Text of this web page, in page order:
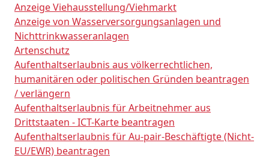
Anzeige Viehausstellung/Viehmarkt
Anzeige von Wasserversorgungsanlagen und
Nichttrinkwasseranlagen
Artenschutz
Aufenthaltserlaubnis aus völkerrechtlichen,
humanitären oder politischen Gründen beantragen
/ verlängern
Aufenthaltserlaubnis für Arbeitnehmer aus
Drittstaaten - ICT-Karte beantragen
Aufenthaltserlaubnis für Au-pair-Beschäftigte (Nicht-
EU/EWR) beantragen